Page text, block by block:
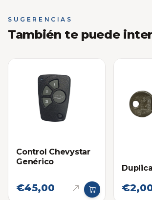
SUGERENCIAS
También te puede
Control Chevystar
Genérico
€45,00